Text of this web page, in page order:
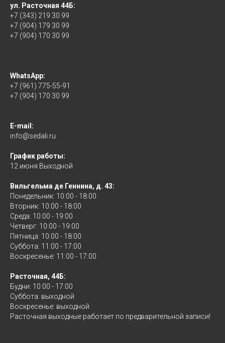
ул. Расточная 44Б:
+7 (343) 219 30 99
+7 (904) 179 30 99
+7 (904) 170 30 99
WhatsApp:
+7 (961) 775-55-91
+7 (904) 170 30 99
E-mail:
info@sedali.ru
График работы:
12 июня Выходной
Вильгельма де Геннина, д. 43:
Понедельник: 10:00 - 18:00
Вторник: 10:00 - 18:00
Среда: 10:00 - 19:00
Четверг: 10:00 - 19:00
Пятница: 10:00 - 18:00
Суббота: 11:00 - 17:00
Воскресенье: 11:00 - 17:00
Расточная, 44Б:
Будни: 10:00 - 17:00
Суббота: выходной
Воскресенье: выходной
Расточная выходные работает по предварительной записи!